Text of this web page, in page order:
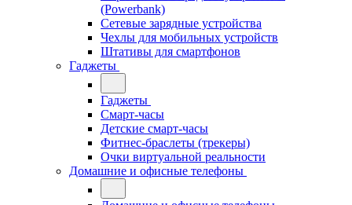
(Powerbank)
Сетевые зарядные устройства
Чехлы для мобильных устройств
Штативы для смартфонов
Гаджеты
Гаджеты
Смарт-часы
Детские смарт-часы
Фитнес-браслеты (трекеры)
Очки виртуальной реальности
Домашние и офисные телефоны